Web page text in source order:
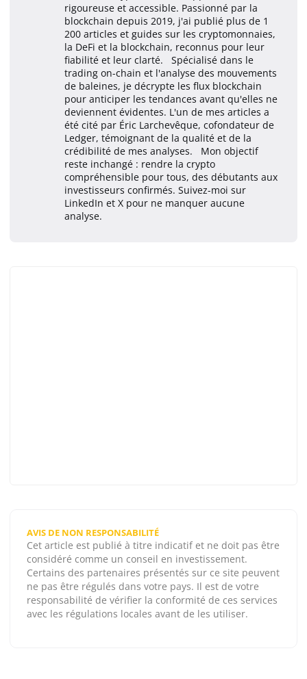
rigoureuse et accessible. Passionné par la
blockchain depuis 2019, j'ai publié plus de 1
200 articles et guides sur les cryptomonnaies,
la DeFi et la blockchain, reconnus pour leur
fiabilité et leur clarté. Spécialisé dans le
trading on-chain et l'analyse des mouvements
de baleines, je décrypte les flux blockchain
pour anticiper les tendances avant qu'elles ne
deviennent évidentes. L'un de mes articles a
été cité par Éric Larchevêque, cofondateur de
Ledger, témoignant de la qualité et de la
crédibilité de mes analyses. Mon objectif
reste inchangé : rendre la crypto
compréhensible pour tous, des débutants aux
investisseurs confirmés. Suivez-moi sur
LinkedIn et X pour ne manquer aucune
analyse.
AVIS DE NON RESPONSABILITÉ
Cet article est publié à titre indicatif et ne doit pas être
considéré comme un conseil en investissement.
Certains des partenaires présentés sur ce site peuvent
ne pas être régulés dans votre pays. Il est de votre
responsabilité de vérifier la conformité de ces services
avec les régulations locales avant de les utiliser.